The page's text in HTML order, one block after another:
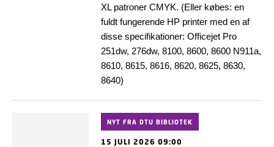
XL patroner CMYK. (Eller købes: en
fuldt fungerende HP printer med en af
disse specifikationer: Officejet Pro
251dw, 276dw, 8100, 8600, 8600 N911a,
8610, 8615, 8616, 8620, 8625, 8630,
8640)
NYT FRA DTU BIBLIOTEK
15 JULI 2026 09:00